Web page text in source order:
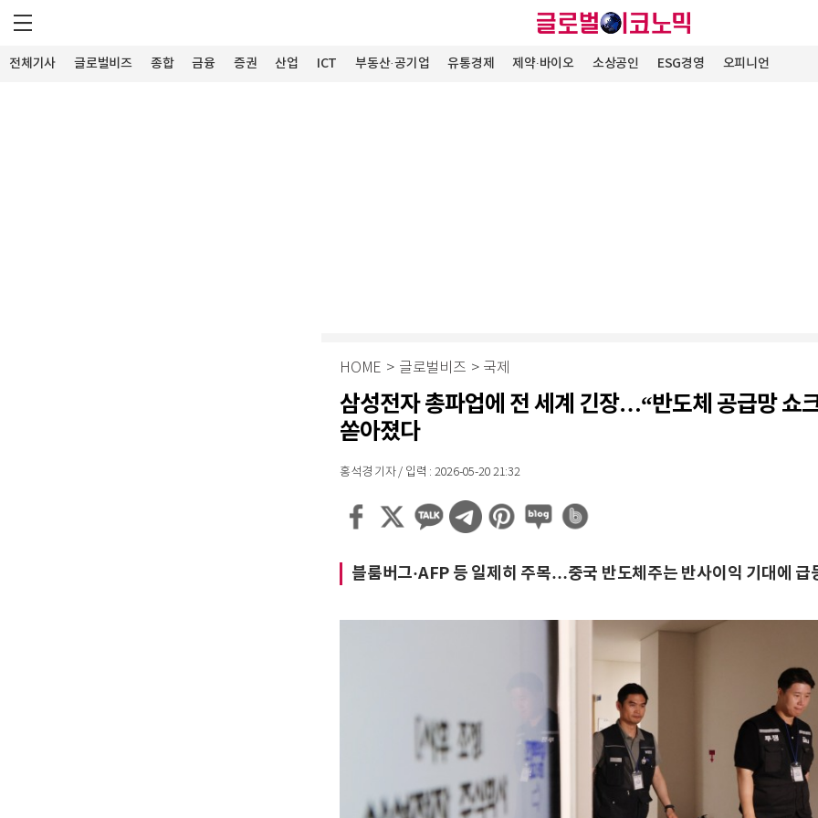
전체기사 글로벌비즈 종합 금융 증권 산업 ICT 부동산·공기업 유통경제 제약∙바이오 소상공인 ESG경영 오피니언
HOME > 글로벌비즈 > 국제
삼성전자 총파업에 전 세계 긴장…“반도체 공급망 쇼
쏟아졌다
홍석경 기자 / 입력 : 2026-05-20 21:32
블룸버그·AFP 등 일제히 주목…중국 반도체주는 반사이익 기대에 급